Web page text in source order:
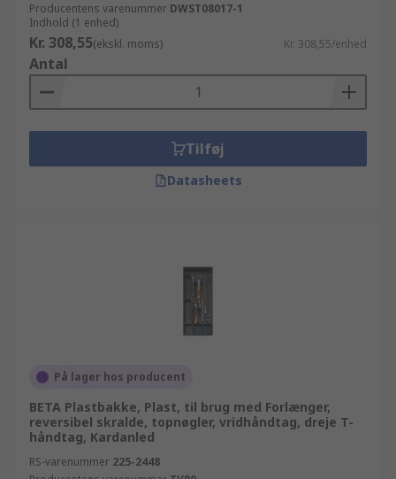
Producentens varenummer DWST08017-1
Indhold (1 enhed)
Kr. 308,55(ekskl. moms) Kr. 308,55/enhed
Antal
Tilføj
Datasheets
På lager hos producent
BETA Plastbakke, Plast, til brug med Forlænger,
reversibel skralde, topnøgler, vridhåndtag, dreje T-
håndtag, Kardanled
RS-varenummer 225-2448